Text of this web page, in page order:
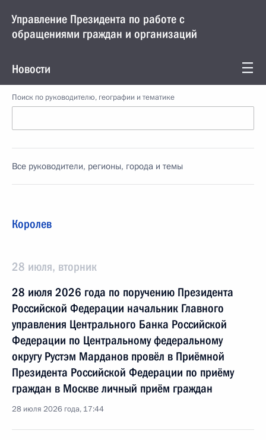
Управление Президента по работе с
обращениями граждан и организаций
Новости
Поиск по руководителю, географии и тематике
Все руководители, регионы, города и темы
Королев
28 июля, вторник
28 июля 2026 года по поручению Президента
Российской Федерации начальник Главного
управления Центрального Банка Российской
Федерации по Центральному федеральному
округу Рустэм Марданов провёл в Приёмной
Президента Российской Федерации по приёму
граждан в Москве личный приём граждан
28 июля 2026 года, 17:44